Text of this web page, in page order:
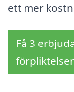
ett mer
Få 3
förpliktelser